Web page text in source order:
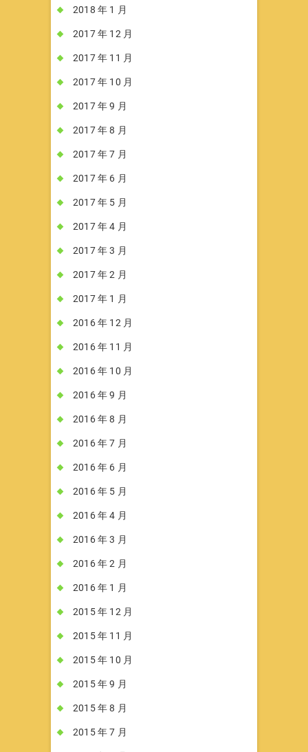
2018 年 1 月
2017 年 12 月
2017 年 11 月
2017 年 10 月
2017 年 9 月
2017 年 8 月
2017 年 7 月
2017 年 6 月
2017 年 5 月
2017 年 4 月
2017 年 3 月
2017 年 2 月
2017 年 1 月
2016 年 12 月
2016 年 11 月
2016 年 10 月
2016 年 9 月
2016 年 8 月
2016 年 7 月
2016 年 6 月
2016 年 5 月
2016 年 4 月
2016 年 3 月
2016 年 2 月
2016 年 1 月
2015 年 12 月
2015 年 11 月
2015 年 10 月
2015 年 9 月
2015 年 8 月
2015 年 7 月